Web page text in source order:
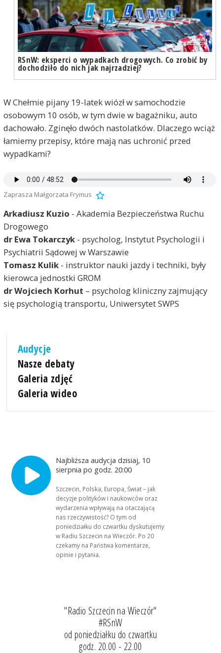
RSnW: eksperci o wypadkach drogowych. Co zrobić by
dochodziło do nich jak najrzadziej?
W Chełmie pijany 19-latek wiózł w samochodzie
osobowym 10 osób, w tym dwie w bagażniku, auto
dachowało. Zginęło dwóch nastolatków. Dlaczego wciąż
łamiemy przepisy, które mają nas uchronić przed
wypadkami?
Zaprasza Małgorzata Frymus
Arkadiusz Kuzio - Akademia Bezpieczeństwa Ruchu
Drogowego
dr Ewa Tokarczyk- psycholog, Instytut Psychologii i
Psychiatrii Sądowej w Warszawie
Tomasz Kulik- instruktor nauki jazdy i techniki, były
kierowca jednostki GROM
dr Wojciech Korhut – psycholog kliniczny zajmujący
się psychologią transportu, Uniwersytet SWPS
Audycje
Nasze debaty
Galeria zdjęć
Galeria wideo
Najbliższa audycja dzisiaj, 10
sierpnia po godz. 20:00
Szczecin, Polska, Europa, Świat – jak
decyzje polityków i naukowców oraz
wydarzenia wpływają na otaczającą
nas rzeczywistość? O tym od
poniedziałku do czwartku dyskutujemy
w Radiu Szczecin na Wieczór. Po 20
czekamy na Państwa komentarze,
opinie i pytania.
"Radio Szczecin na Wieczór"
#RSnW
od poniedziałku do czwartku
godz. 20.00 - 22.00